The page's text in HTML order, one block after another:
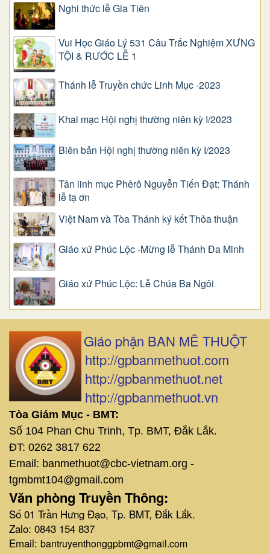
Nghi thức lễ Gia Tiên
Vui Học Giáo Lý 531 Câu Trắc Nghiệm XƯNG
TỘI & RƯỚC LỄ 1
Thánh lễ Truyền chức Linh Mục -2023
Khai mạc Hội nghị thường niên kỳ I/2023
Biên bản Hội nghị thường niên kỳ I/2023
Tân linh mục Phêrô Nguyễn Tiến Đạt: Thánh
lễ tạ ơn
Việt Nam và Tòa Thánh ký kết Thỏa thuận
Giáo xứ Phúc Lộc -Mừng lễ Thánh Đa Minh
Giáo xứ Phúc Lộc: Lễ Chúa Ba Ngôi
Giáo phận BAN MÊ THUỘT
http://gpbanmethuot.com
http://gpbanmethuot.net
http://gpbanmethuot.vn
Tòa Giám Mục - BMT:
Số 104 Phan Chu Trinh, Tp. BMT, Đắk Lắk.
ĐT: 0262 3817 622
Email: banmethuot@cbc-vietnam.org -
tgmbmt104@gmail.com
Văn phòng Truyền Thông:
Số 01 Trần Hưng Đạo, Tp. BMT, Đắk Lắk.
Zalo: 0843 154 837
Email: bantruyenthonggpbmt@gmail.com